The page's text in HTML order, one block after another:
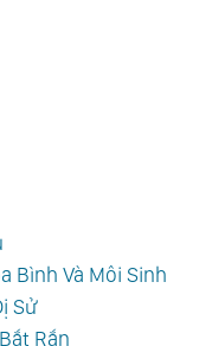
Bình Và Môi Sinh
Sử
Rắn